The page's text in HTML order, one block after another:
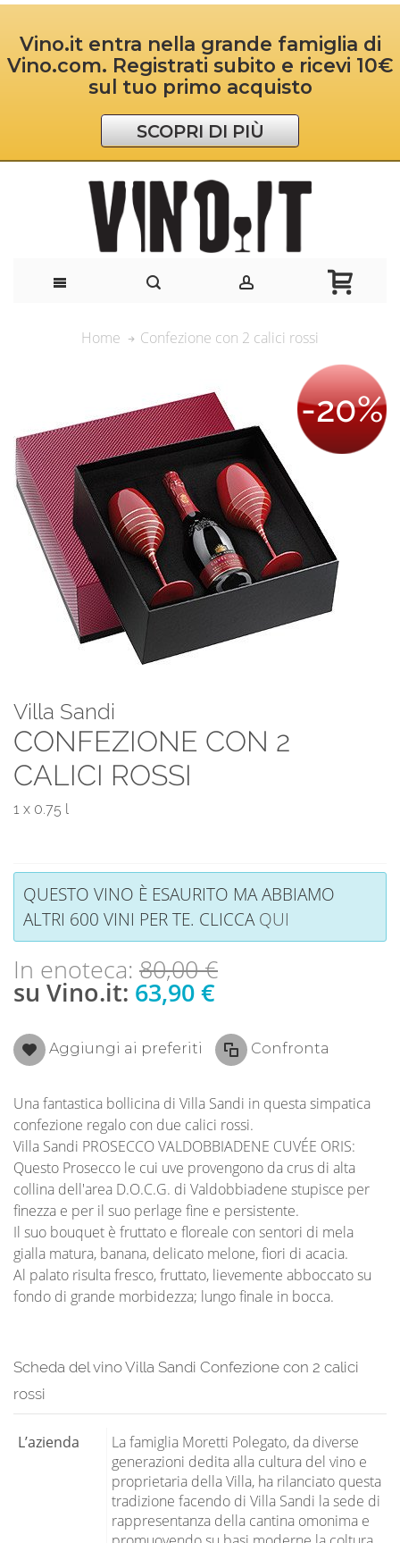
Vino.it entra nella grande famiglia di
Vino.com. Registrati subito e ricevi 10€
sul tuo primo acquisto
SCOPRI DI PIÙ
Home Confezione con 2 calici rossi
-20%
Villa Sandi
CONFEZIONE CON 2
CALICI ROSSI
1 x 0.75 l
QUESTO VINO È ESAURITO MA ABBIAMO
ALTRI 600 VINI PER TE. CLICCAQUI
In enoteca: 80,00 €
su Vino.it: 63,90 €
Aggiungi ai preferiti Confronta
Una fantastica bollicina di Villa Sandi in questa simpatica
confezione regalo con due calici rossi.
Villa Sandi PROSECCO VALDOBBIADENE CUVÉE ORIS:
Questo Prosecco le cui uve provengono da crus di alta
collina dell'area D.O.C.G. di Valdobbiadene stupisce per
finezza e per il suo perlage fine e persistente.
Il suo bouquet è fruttato e floreale con sentori di mela
gialla matura, banana, delicato melone, fiori di acacia.
Al palato risulta fresco, fruttato, lievemente abboccato su
fondo di grande morbidezza; lungo finale in bocca.
Scheda del vino Villa Sandi Confezione con 2 calici
rossi
L’azienda
La famiglia Moretti Polegato, da diverse
generazioni dedita alla cultura del vino e
proprietaria della Villa, ha rilanciato questa
tradizione facendo di Villa Sandi la sede di
rappresentanza della cantina omonima e